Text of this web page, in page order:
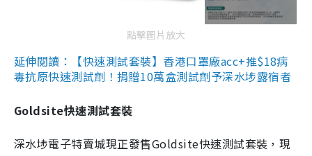
點擊圖片放大
延伸閱讀：【快速測試套裝】香港口罩廠acc+推$18病
毒抗原快速測試劑！捐贈10萬盒測試劑予深水埗露宿者
Goldsite快速測試套裝
深水埗電子特賣城現正發售Goldsite快速測試套裝，現